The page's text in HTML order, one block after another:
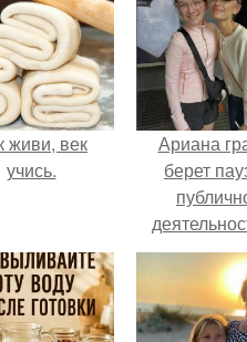
живи, век
учись.
Ариана
берет
фоне
своем